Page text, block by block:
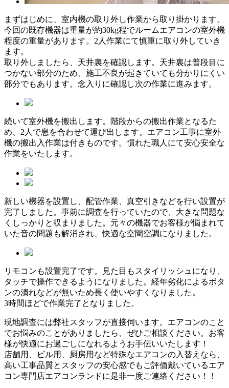
まずはじめに、室内機の取り外し作業から取り掛かります。
今回の既存機器は重量が約30kg程でルームエアコンの室外機
程度の重量があります。2人作業にて慎重に取り外していき
ます。
取り外しましたら、天井裏を確認します。天井裏は普段目に
つかない部分のため、施工不良が起きていても分かりにくい
部分でもあります。念入りに確認し次の作業に進みます。
続いて室外機を搬出します。階段からの搬出作業となるた
め、2人で息を合わせて運び出します。エアコン工事に室外
機の搬出入作業は付きものです。慣れた職人にて安心安全な
作業をいたします。
新しい機器を設置し、配管作業、真空引きなどを行い設置が
完了しました。事前に調査を行っていたので、大きな問題な
くしっかりと収まりました。元々の機器でお客様が悩まれて
いた音の問題も解消され、快適な空間空調になりました。
リモコンも設置完了です。見た目もスタイリッシュになり、
タッチで操作できるようになりました。経年劣化によるボタ
ンの潰れなどが無いため長く使いやすくなりました。
3時間ほどで作業完了となりました。
現地調査には弊社スタッフが直接伺います。エアコンのこと
でお悩みのことがありましたら、ぜひご相談ください。お客
様が快適にお過ごしになれるようお手伝いいたします！
店舗用、ビル用、厨房用など特殊なエアコンの入替えなら、
高い工事品質とスタッフの安心感でもご評価戴いているエア
コン専門店エアコンランドに是非一度ご連絡ください！！